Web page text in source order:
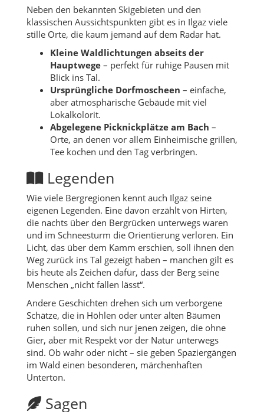
Neben den bekannten Skigebieten und den
klassischen Aussichtspunkten gibt es in Ilgaz viele
stille Orte, die kaum jemand auf dem Radar hat.
Kleine Waldlichtungen abseits der
Hauptwege – perfekt für ruhige Pausen mit
Blick ins Tal.
Ursprüngliche Dorfmoscheen – einfache,
aber atmosphärische Gebäude mit viel
Lokalkolorit.
Abgelegene Picknickplätze am Bach –
Orte, an denen vor allem Einheimische grillen,
Tee kochen und den Tag verbringen.
Legenden
Wie viele Bergregionen kennt auch Ilgaz seine
eigenen Legenden. Eine davon erzählt von Hirten,
die nachts über den Bergrücken unterwegs waren
und im Schneesturm die Orientierung verloren. Ein
Licht, das über dem Kamm erschien, soll ihnen den
Weg zurück ins Tal gezeigt haben – manchen gilt es
bis heute als Zeichen dafür, dass der Berg seine
Menschen „nicht fallen lässt“.
Andere Geschichten drehen sich um verborgene
Schätze, die in Höhlen oder unter alten Bäumen
ruhen sollen, und sich nur jenen zeigen, die ohne
Gier, aber mit Respekt vor der Natur unterwegs
sind. Ob wahr oder nicht – sie geben Spaziergängen
im Wald einen besonderen, märchenhaften
Unterton.
Sagen